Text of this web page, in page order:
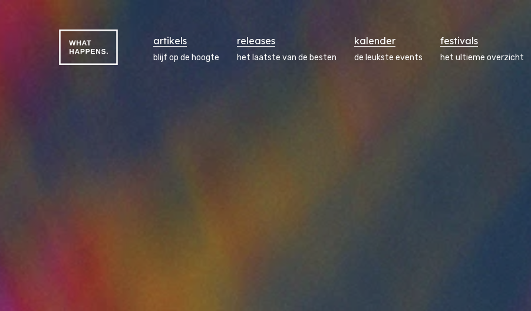
artikels
blijf op de hoogte
releases
het laatste van de besten
kalender
de leukste events
festivals
het ultieme overzicht